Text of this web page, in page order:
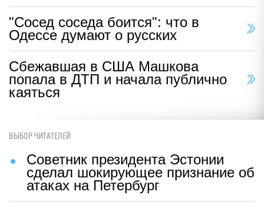
"Сосед соседа боится": что в
Одессе думают о русских
Сбежавшая в США Машкова
попала в ДТП и начала публично
каяться
ВЫБОР ЧИТАТЕЛЕЙ
Советник президента Эстонии
сделал шокирующее признание об
атаках на Петербург